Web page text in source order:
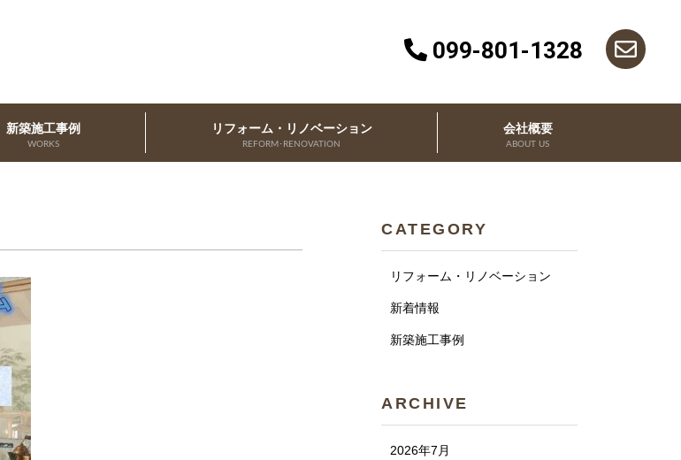
新築施工事例
WORKS
リフォーム・リノベーション
REFORM･RENOVATION
会社概要
ABOUT US
099-801-1328
CATEGORY
リフォーム・リノベーション
新着情報
新築施工事例
ARCHIVE
2026年7月